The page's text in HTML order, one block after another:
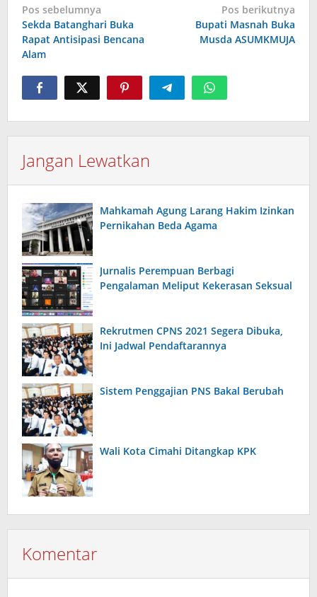
Navigasi
pos
Pos sebelumnya
Sekda Batanghari Buka
Rapat Antisipasi Bencana
Alam
Pos berikutnya
Bupati Masnah Buka
Musda ASUMKMUJA
Jangan Lewatkan
Mahkamah Agung Larang Hakim Izinkan
Pernikahan Beda Agama
Jurnalis Perempuan Berbagi
Pengalaman Meliput Kekerasan Seksual
Rekrutmen CPNS 2021 Segera Dibuka,
Ini Jadwal Pendaftarannya
Sistem Penggajian PNS Bakal Berubah
Wali Kota Cimahi Ditangkap KPK
Komentar